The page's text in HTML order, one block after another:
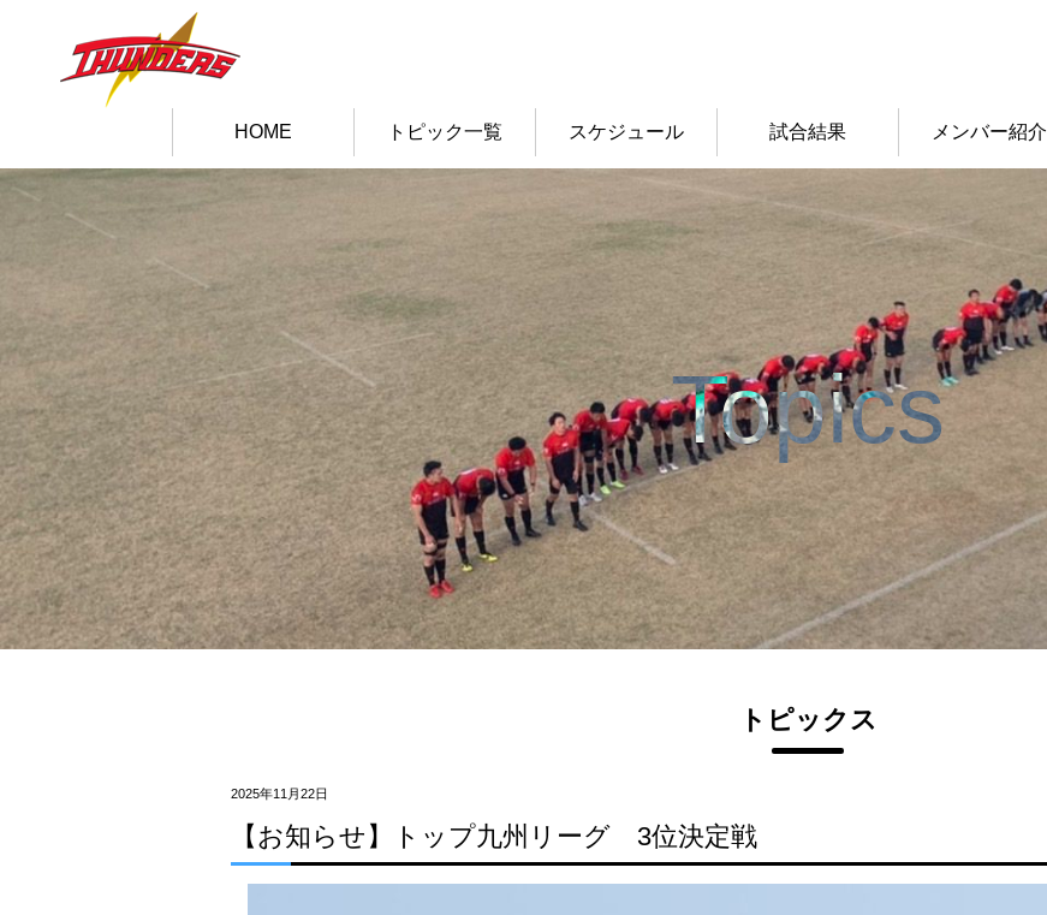
HOME トピック一覧 スケジュール 試合結果 メンバー紹介
Topics
トピックス
2025年11月22日
【お知らせ】トップ九州リーグ 3位決定戦